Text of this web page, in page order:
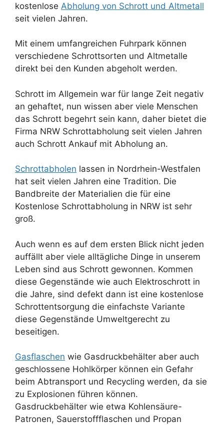
kostenlose Abholung von Schrott und Altmetall
seit vielen Jahren.
Mit einem umfangreichen Fuhrpark können
verschiedene Schrottsorten und Altmetalle
direkt bei den Kunden abgeholt werden.
Schrott im Allgemein war für lange Zeit negativ
an gehaftet, nun wissen aber viele Menschen
das Schrott begehrt sein kann, daher bietet die
Firma NRW Schrottabholung seit vielen Jahren
auch Schrott Ankauf mit Abholung an.
Schrottabholen lassen in Nordrhein-Westfalen
hat seit vielen Jahren eine Tradition. Die
Bandbreite der Materialien die für eine
Kostenlose Schrottabholung in NRW ist sehr
groß.
Auch wenn es auf dem ersten Blick nicht jeden
auffällt aber viele alltägliche Dinge in unserem
Leben sind aus Schrott gewonnen. Kommen
diese Gegenstände wie auch Elektroschrott in
die Jahre, sind defekt dann ist eine kostenlose
Schrottentsorgung die einfachste Variante
diese Gegenstände Umweltgerecht zu
beseitigen.
Gasflaschen wie Gasdruckbehälter aber auch
geschlossene Hohlkörper können ein Gefahr
beim Abtransport und Recycling werden, da sie
zu Explosionen führen können.
Gasdruckbehälter wie etwa Kohlensäure-
Patronen, Sauerstoffflaschen und Propan